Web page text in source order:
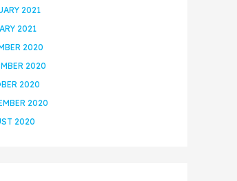
2021
2021
2020
2020
2020
2020
2020